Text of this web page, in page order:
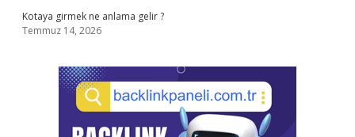
Kotaya girmek ne anlama gelir ?
Temmuz 14, 2026